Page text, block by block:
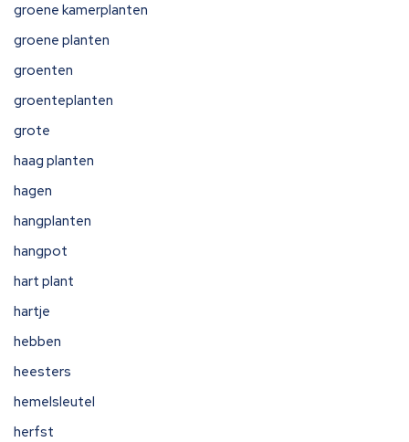
groene kamerplanten
groene planten
groenten
groenteplanten
grote
haag planten
hagen
hangplanten
hangpot
hart plant
hartje
hebben
heesters
hemelsleutel
herfst